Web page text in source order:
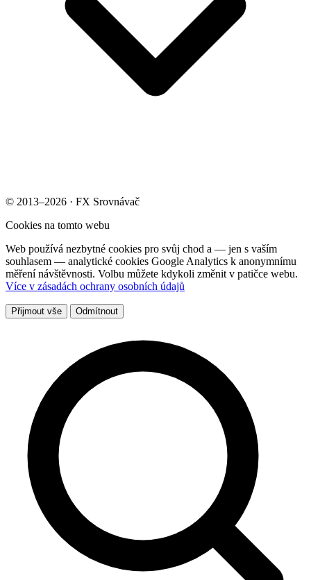
© 2013–2026 · FX Srovnávač
Cookies na tomto webu
Web používá nezbytné cookies pro svůj chod a — jen s vaším
souhlasem — analytické cookies Google Analytics k anonymnímu
měření návštěvnosti. Volbu můžete kdykoli změnit v patičce webu.
Více v zásadách ochrany osobních údajů
Přijmout vše Odmítnout